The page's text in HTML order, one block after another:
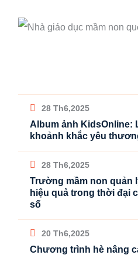
28 Th6,2025
Album ảnh KidsOnline:
khoảnh khắc yêu
28 Th6,2025
Trường mầm non quản
hiệu quả trong thời đại
số
20 Th6,2025
Chương trình hè nâng